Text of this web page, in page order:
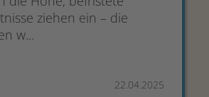
ziehen ein – die
w...
22.04.2025